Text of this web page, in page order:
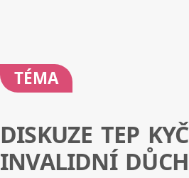
TÉMA
DISKUZE TEP
INVALIDNÍ